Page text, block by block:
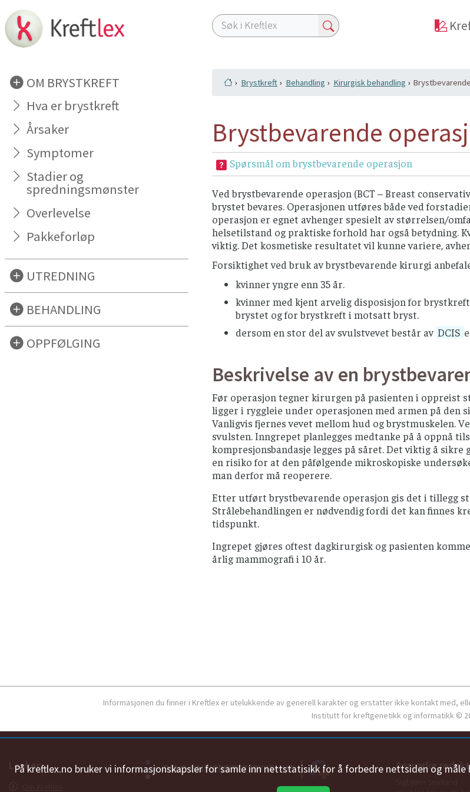
OM BRYSTKREFT
Hva er brystkreft
Årsaker
Symptomer
Stadier og
spredningsmønster
Overlevelse
Pakkeforløp
UTREDNING
BEHANDLING
OPPFØLGING
På kreftlex.no bruker vi informasjonskapsler for samle inn nettstatisikk for å forbedre nettsiden og
Brystkreft Behandling Kirurgisk behandling
Brystbevarende
Spørsmål om brystbevarende operasjon
Ved brystbevarende operasjon (BCT – Breast
brystet bevares. Operasjonen utføres både ved
operasjon er egnet avhenger spesielt av størrelsen/
helsetilstand og praktiske forhold har også betydning.
viktig. Det kosmetiske resultatet vil kunne variere,
Forsiktighet ved bruk av brystbevarende kirurgi
kvinner yngre enn 35 år.
kvinner med kjent arvelig disposisjon for
brystet og for brystkreft i motsatt bryst.
dersom en stor del av svulstvevet består av DCIS
Beskrivelse av en
Før operasjon tegner kirurgen på pasienten i oppreist
ligger i ryggleie under operasjonen med armen på den
Vanligvis fjernes vevet mellom hud og brystmuskelen.
svulsten. Inngrepet planlegges medtanke på å oppnå
kompresjonsbandasje legges på såret. Det viktig å
en risiko for at den påfølgende mikroskopiske
man derfor må reoperere.
Etter utført brystbevarende operasjon gis det i tillegg
Strålebehandlingen er nødvendig fordi det kan finnes
tidspunkt.
Ingrepet gjøres oftest dagkirurgisk og pasienten
årlig mammografi i 10 år.
Informasjonen du finner i Kreftlex er utelukkende av generell karakter og erstatter ikke kontakt med,
Institutt for kreftgenetikk og informatikk ©
Lenker Ansvarlig